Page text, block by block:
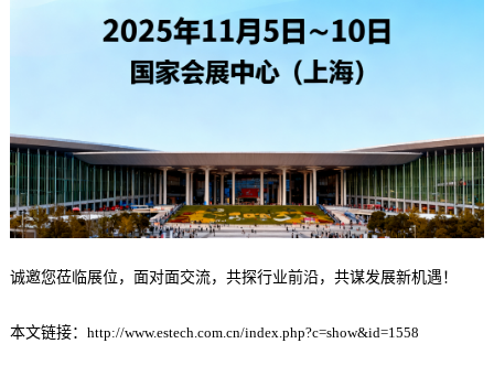
诚邀您莅临展位，面对面交流，共探行业前沿，共谋发展新机遇！
本文链接： http://www.estech.com.cn/index.php?c=show&id=1558